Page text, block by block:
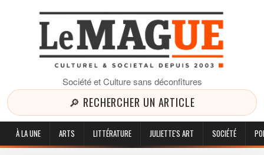
Société et Culture sans déconfitures
🔎 RECHERCHER UN ARTICLE
À LA UNE ARTS LITTÉRATURE JULIETTE'S ART SOCIÉTÉ